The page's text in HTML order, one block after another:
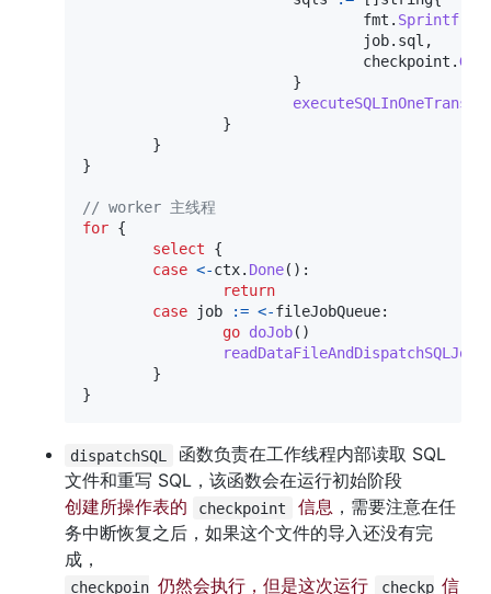
				fmt
. Sprintf
				job
. sql ,
				checkpoint
.
}
}
}
}
// worker 主线程
for {
select
{
case <-ctx. Done( ) :
return
case job := <-fileJobQueue:
go doJob( )
readDataFileAndDispatchSQLJobs
}
}
dispatchSQL
函数负责在工作线程内部读取 SQL
文件和重写 SQL，该函数会在运行初始阶段
创建所操作表的
checkpoint 信息 ，需要注意在任
务中断恢复之后，如果这个文件的导入还没有完
成，
checkpoin 仍然会执行，但是这次运行
checkp 信